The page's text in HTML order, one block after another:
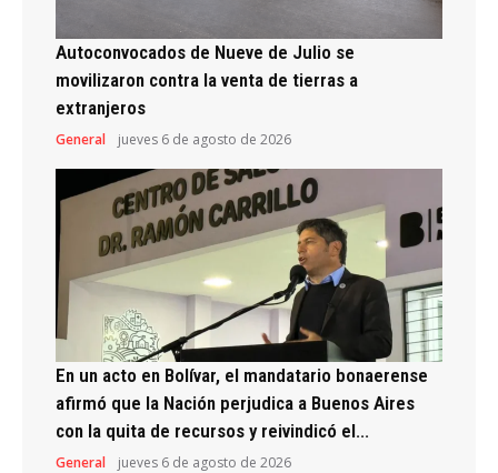
Autoconvocados de Nueve de Julio se
movilizaron contra la venta de tierras a
extranjeros
General jueves 6 de agosto de 2026
En un acto en Bolívar, el mandatario bonaerense
afirmó que la Nación perjudica a Buenos Aires
con la quita de recursos y reivindicó el...
General jueves 6 de agosto de 2026